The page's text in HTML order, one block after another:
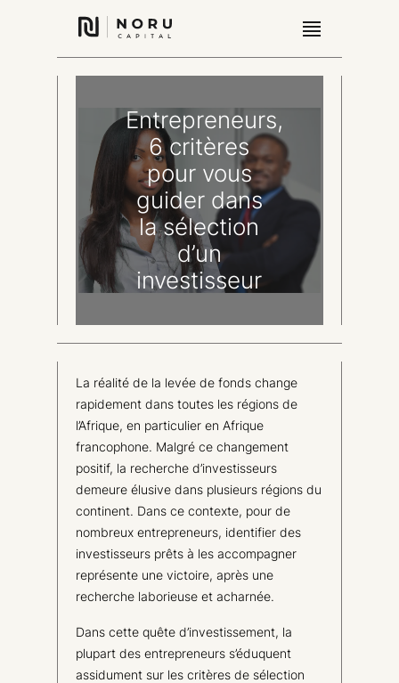
Entrepreneurs,
6 critères
pour vous
guider dans
la sélection
d’un
investisseur
La réalité de la levée de fonds change
rapidement dans toutes les régions de
l’Afrique, en particulier en Afrique
francophone. Malgré ce changement
positif, la recherche d’investisseurs
demeure élusive dans plusieurs régions du
continent. Dans ce contexte, pour de
nombreux entrepreneurs, identifier des
investisseurs prêts à les accompagner
représente une victoire, après une
recherche laborieuse et acharnée.
Dans cette quête d’investissement, la
plupart des entrepreneurs s’éduquent
assidument sur les critères de sélection